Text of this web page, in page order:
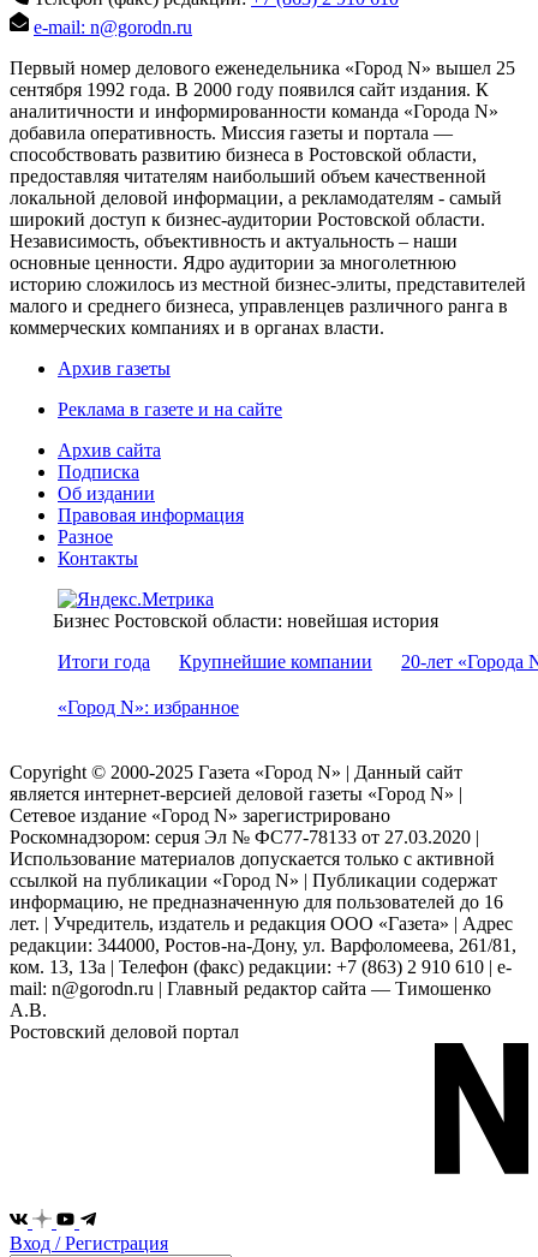
e-mail: n@gorodn.ru
Первый номер делового еженедельника «Город N» вышел 25
сентября 1992 года. В 2000 году появился сайт издания. К
аналитичности и информированности команда «Города N»
добавила оперативность. Миссия газеты и портала —
способствовать развитию бизнеса в Ростовской области,
предоставляя читателям наибольший объем качественной
локальной деловой информации, а рекламодателям - самый
широкий доступ к бизнес-аудитории Ростовской области.
Независимость, объективность и актуальность – наши
основные ценности. Ядро аудитории за многолетнюю
историю сложилось из местной бизнес-элиты, представителей
малого и среднего бизнеса, управленцев различного ранга в
коммерческих компаниях и в органах власти.
Архив газеты
Реклама в газете и на сайте
Архив сайта
Подписка
Об издании
Правовая информация
Разное
Контакты
Бизнес Ростовской области: новейшая история
Итоги года
Крупнейшие компании 20-лет «Города
«Город N»: избранное
Copyright © 2000-2025 Газета «Город N» | Данный сайт
является интернет-версией деловой газеты «Город N» |
Сетевое издание «Город N» зарегистрировано
Роскомнадзором: серuя Эл № ФС77-78133 от 27.03.2020 |
Использование материалов допускается только с активной
ссылкой на публикации «Город N» | Публикации содержат
информацию, не предназначенную для пользователей до 16
лет. | Учредитель, издатель и редакция ООО «Газета» | Адрес
редакции: 344000, Ростов-на-Дону, ул. Варфоломеева, 261/81,
ком. 13, 13а | Телефон (факс) редакции: +7 (863) 2 910 610 | e-
mail: n@gorodn.ru | Главный редактор сайта — Тимошенко
А.В.
Ростовский деловой портал
Вход / Регистрация